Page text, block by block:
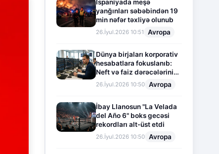
İspaniyada meşə
yanğınları səbəbindən 19
min nəfər təxliyə olunub
26.İyul.2026 10:51 Avropa
Dünya birjaları korporativ
hesabatlara fokuslanıb:
Neft və faiz dərəcələrinin
təsiri altında cari vəziyyət
26.İyul.2026 10:50 Avropa
İbay Llanosun "La Velada
del Año 6" boks gecəsi
rekordları alt-üst etdi
26.İyul.2026 10:50 Avropa